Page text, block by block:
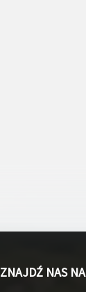
ZNAJDŹ NAS NA